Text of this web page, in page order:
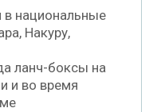
в национальные
Накуру,
ланч-боксы на
и во время